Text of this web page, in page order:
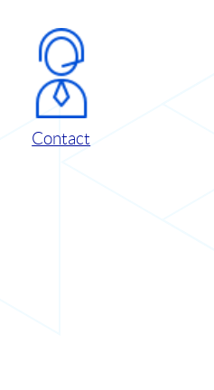
Contact